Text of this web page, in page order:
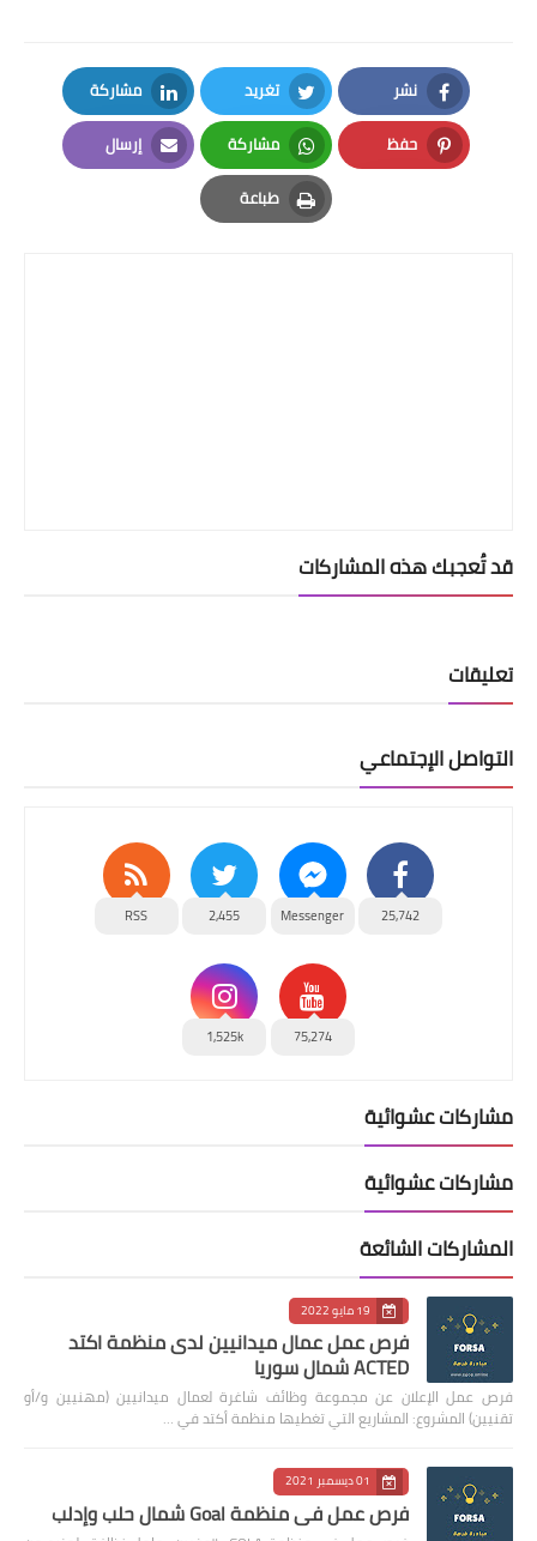
نشر
Facebook
تغريد
Twitter
مشاركة
LinkedIn
حفظ
Pinterest
مشاركة
Whatsapp
إرسال
Email
طباعة
Print
قد تُعجبك هذه المشاركات
تعليقات
التواصل الإجتماعي
25,742
Messenger
2,455
RSS
75,274
1,525k
مشاركات عشوائية
مشاركات عشوائية
المشاركات الشائعة
19 مايو 2022
فرص عمل عمال ميدانيين لدى منظمة اكتد
ACTED شمال سوريا
فرص عمل الإعلان عن مجموعة وظائف شاغرة لعمال ميدانيين (مهنيين و/أو
تقنيين) المشروع: المشاريع التي تغطيها منظمة أكتد في …
01 ديسمبر 2021
فرص عمل في منظمة Goal شمال حلب وإدلب